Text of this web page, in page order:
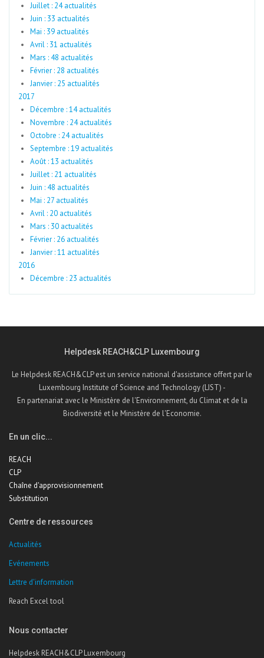
Juillet : 24 actualités
Juin : 33 actualités
Mai : 39 actualités
Avril : 31 actualités
Mars : 48 actualités
Février : 28 actualités
Janvier : 25 actualités
2017
Décembre : 14 actualités
Novembre : 24 actualités
Octobre : 24 actualités
Septembre : 19 actualités
Août : 13 actualités
Juillet : 21 actualités
Juin : 48 actualités
Mai : 27 actualités
Avril : 20 actualités
Mars : 30 actualités
Février : 26 actualités
Janvier : 11 actualités
2016
Décembre : 23 actualités
Helpdesk REACH&CLP Luxembourg
Le Helpdesk REACH&CLP est un service national d'assistance offert par le
Luxembourg Institute of Science and Technology (LIST) -
En partenariat avec le Ministère de l'Environnement, du Climat et de la
Biodiversité et le Ministère de l'Economie.
En un clic...
REACH
CLP
Chaîne d'approvisionnement
Substitution
Centre de ressources
Actualités
Evénements
Lettre d'information
Reach Excel tool
Nous contacter
Helpdesk REACH&CLP Luxembourg